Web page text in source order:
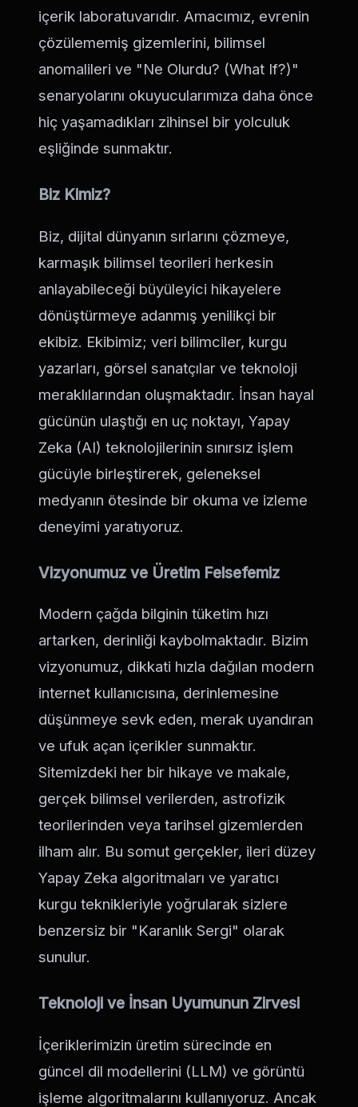
içerik laboratuvarıdır. Amacımız, evrenin
çözülememiş gizemlerini, bilimsel
anomalileri ve "Ne Olurdu? (What If?)"
senaryolarını okuyucularımıza daha önce
hiç yaşamadıkları zihinsel bir yolculuk
eşliğinde sunmaktır.
Biz Kimiz?
Biz, dijital dünyanın sırlarını çözmeye,
karmaşık bilimsel teorileri herkesin
anlayabileceği büyüleyici hikayelere
dönüştürmeye adanmış yenilikçi bir
ekibiz. Ekibimiz; veri bilimciler, kurgu
yazarları, görsel sanatçılar ve teknoloji
meraklılarından oluşmaktadır. İnsan hayal
gücünün ulaştığı en uç noktayı, Yapay
Zeka (AI) teknolojilerinin sınırsız işlem
gücüyle birleştirerek, geleneksel
medyanın ötesinde bir okuma ve izleme
deneyimi yaratıyoruz.
Vizyonumuz ve Üretim Felsefemiz
Modern çağda bilginin tüketim hızı
artarken, derinliği kaybolmaktadır. Bizim
vizyonumuz, dikkati hızla dağılan modern
internet kullanıcısına, derinlemesine
düşünmeye sevk eden, merak uyandıran
ve ufuk açan içerikler sunmaktır.
Sitemizdeki her bir hikaye ve makale,
gerçek bilimsel verilerden, astrofizik
teorilerinden veya tarihsel gizemlerden
ilham alır. Bu somut gerçekler, ileri düzey
Yapay Zeka algoritmaları ve yaratıcı
kurgu teknikleriyle yoğrularak sizlere
benzersiz bir "Karanlık Sergi" olarak
sunulur.
Teknoloji ve İnsan Uyumunun Zirvesi
İçeriklerimizin üretim sürecinde en
güncel dil modellerini (LLM) ve görüntü
işleme algoritmalarını kullanıyoruz. Ancak